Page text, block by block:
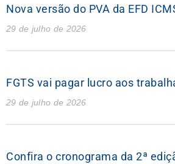
Nova versão do PVA da EFD
29 de julho de 2026
FGTS vai pagar lucro aos
29 de julho de 2026
Confira o cronograma da 2ª